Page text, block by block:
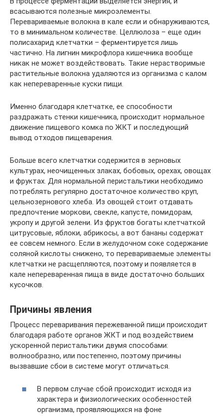
всасываются полезные микроэлементы.
Перевариваемые волокна в кале если и обнаруживаются,
то в минимальном количестве. Целлюлоза – еще один
полисахарид клетчатки – ферментируется лишь
частично. На лигнин микрофлора кишечника вообще
никак не может воздействовать. Такие нерастворимые
растительные волокна удаляются из организма с калом
как непереваренные куски пищи.
Именно благодаря клетчатке, ее способности
раздражать стенки кишечника, происходит нормальное
движение пищевого комка по ЖКТ и последующий
вывод отходов пищеварения.
Больше всего клетчатки содержится в зерновых
культурах, неочищенных злаках, бобовых, орехах, овощах
и фруктах. Для нормальной перистальтики необходимо
потреблять регулярно достаточное количество круп,
цельнозернового хлеба. Из овощей стоит отдавать
предпочтение моркови, свекле, капусте, помидорам,
укропу и другой зелени. Из фруктов богаты клетчаткой
цитрусовые, яблоки, абрикосы, а вот бананы содержат
ее совсем немного. Если в желудочном соке содержание
соляной кислоты снижено, то перевариваемые элементы
клетчатки не расщепляются, поэтому и появляется в
кале непереваренная пища в виде достаточно больших
кусочков.
Причины явления
Процесс переваривания пережеванной пищи происходит
благодаря работе органов ЖКТ и под воздействием
ускоренной перистальтики двумя способами:
волнообразно, или постепенно, поэтому причины
вызвавшие сбои в системе могут отличаться.
В первом случае сбой происходит исходя из
характера и физиологических особенностей
организма, проявляющихся на фоне